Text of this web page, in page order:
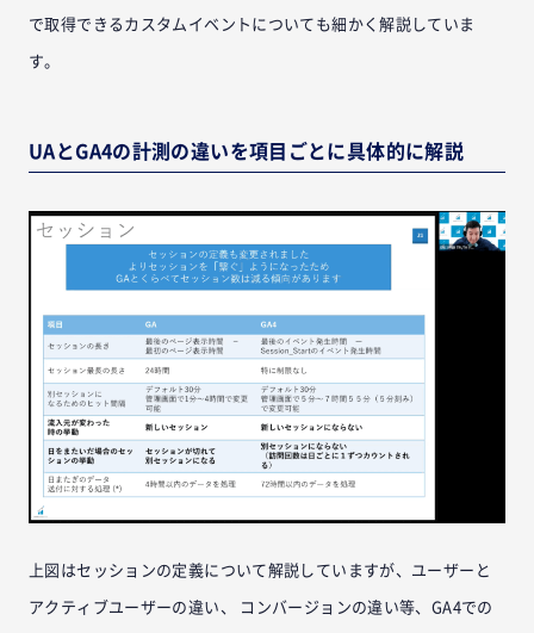
で取得できるカスタムイベントについても細かく解説していま
す。
UAとGA4の計測の違いを項目ごとに具体的に解説
上図はセッションの定義について解説していますが、ユーザーと
アクティブユーザーの違い、 コンバージョンの違い等、GA4での